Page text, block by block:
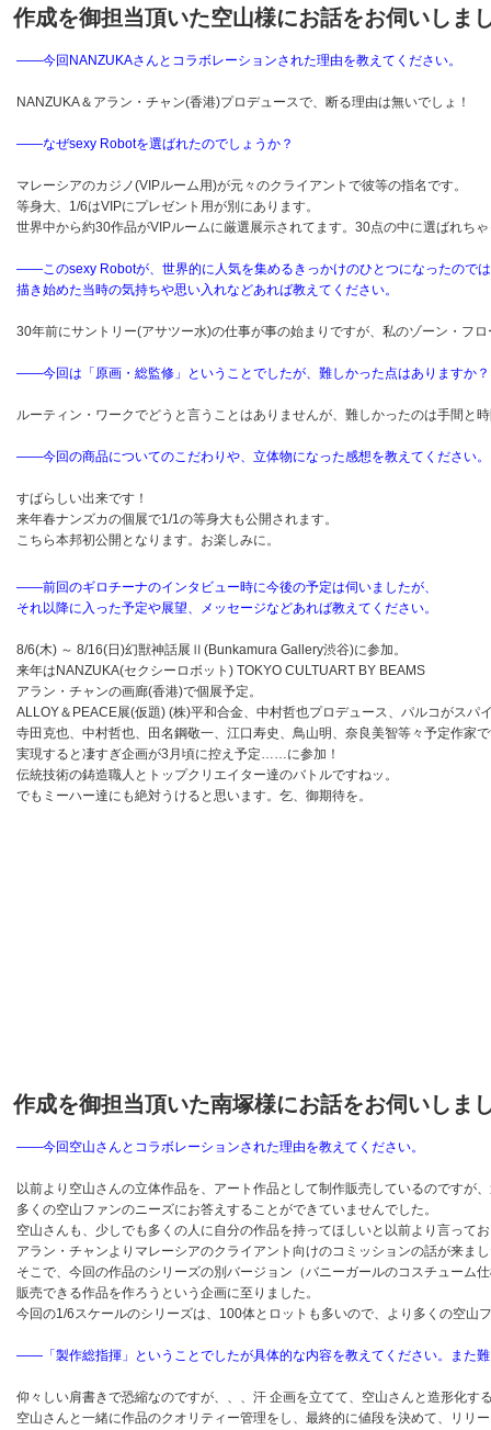
作成を御担当頂いた空山様にお話をお伺いしま
――今回NANZUKAさんとコラボレーションされた理由を教えてください。
NANZUKA＆アラン・チャン(香港)プロデュースで、断る理由は無いでしょ！
――なぜsexy Robotを選ばれたのでしょうか？
マレーシアのカジノ(VIPルーム用)が元々のクライアントで彼等の指名です。
等身大、1/6はVIPにプレゼント用が別にあります。
世界中から約30作品がVIPルームに厳選展示されてます。30点の中に選ばれち
――このsexy Robotが、世界的に人気を集めるきっかけのひとつになったので
描き始めた当時の気持ちや思い入れなどあれば教えてください。
30年前にサントリー(アサツー水)の仕事が事の始まりですが、私のゾーン・フ
――今回は「原画・総監修」ということでしたが、難しかった点はありますか？
ルーティン・ワークでどうと言うことはありませんが、難しかったのは手間と
――今回の商品についてのこだわりや、立体物になった感想を教えてください。
すばらしい出来です！
来年春ナンズカの個展で1/1の等身大も公開されます。
こちら本邦初公開となります。お楽しみに。
――前回のギロチーナのインタビュー時に今後の予定は伺いましたが、
それ以降に入った予定や展望、メッセージなどあれば教えてください。
8/6(木) ～ 8/16(日)幻獣神話展Ⅱ(Bunkamura Gallery渋谷)に参加。
来年はNANZUKA(セクシーロボット) TOKYO CULTUART BY BEAMS
アラン・チャンの画廊(香港)で個展予定。
ALLOY＆PEACE展(仮題) (株)平和合金、中村哲也プロデュース、パルコがスパ
寺田克也、中村哲也、田名鋼敬一、江口寿史、鳥山明、奈良美智等々予定作家
実現すると凄すぎ企画が3月頃に控え予定……に参加！
伝統技術の鋳造職人とトップクリエイター達のバトルですねッ。
でもミーハー達にも絶対うけると思います。乞、御期待を。
作成を御担当頂いた南塚様にお話をお伺いしま
――今回空山さんとコラボレーションされた理由を教えてください。
以前より空山さんの立体作品を、アート作品として制作販売しているのですが
多くの空山ファンのニーズにお答えすることができていませんでした。
空山さんも、少しでも多くの人に自分の作品を持ってほしいと以前より言って
アラン・チャンよりマレーシアのクライアント向けのコミッションの話が来ま
そこで、今回の作品のシリーズの別バージョン（バニーガールのコスチュー
販売できる作品を作ろうという企画に至りました。
今回の1/6スケールのシリーズは、100体とロットも多いので、より多くの空山
――「製作総指揮」ということでしたが具体的な内容を教えてください。また
仰々しい肩書きで恐縮なのですが、、、汗 企画を立てて、空山さんと造形化
空山さんと一緒に作品のクオリティー管理をし、最終的に値段を決めて、リ